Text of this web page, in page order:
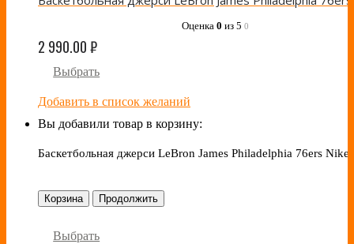
Оценка 0 из 5 0
2 990.00₽
Выбрать
Добавить в список желаний
Вы добавили товар в корзину:
Баскетбольная джерси LeBron James Philadelphia 76ers Nike
Корзина Продолжить
Выбрать